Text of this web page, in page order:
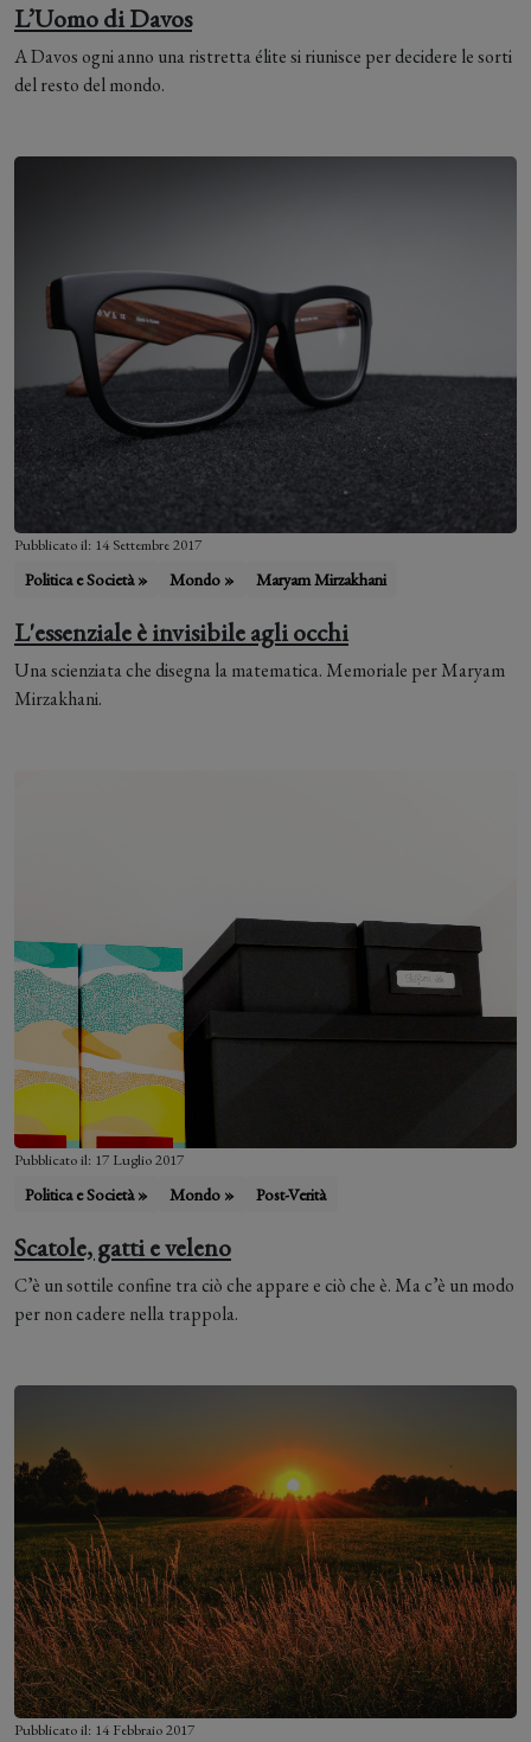
L’Uomo di Davos
A Davos ogni anno una ristretta élite si riunisce per decidere le sorti
del resto del mondo.
Pubblicato il: 14 Settembre 2017
Politica e Società » Mondo » Maryam Mirzakhani
L'essenziale è invisibile agli occhi
Una scienziata che disegna la matematica. Memoriale per Maryam
Mirzakhani.
Pubblicato il: 17 Luglio 2017
Politica e Società » Mondo » Post-Verità
Scatole, gatti e veleno
C’è un sottile confine tra ciò che appare e ciò che è. Ma c’è un modo
per non cadere nella trappola.
Pubblicato il: 14 Febbraio 2017